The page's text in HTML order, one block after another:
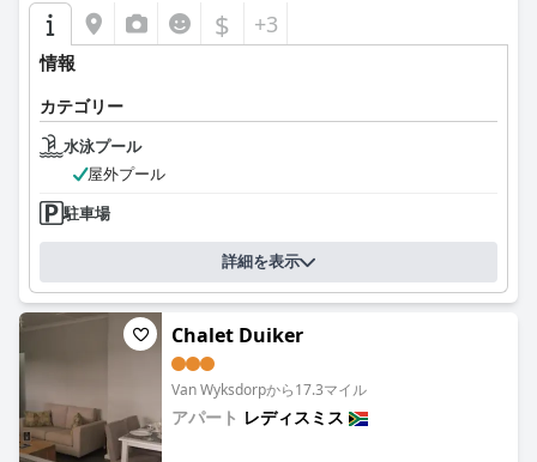
$ +3
情報
カテゴリー
水泳プール
屋外プール
駐車場
詳細を表示
Chalet Duiker
Van Wyksdorpから17.3マイル
アパート レディスミス